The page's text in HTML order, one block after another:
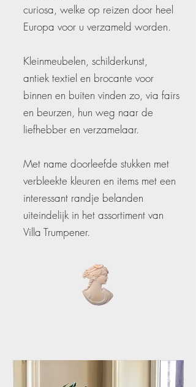
curiosa, welke op reizen door heel
Europa voor u verzameld worden.
Kleinmeubelen, schilderkunst,
antiek textiel en brocante voor
binnen en buiten vinden zo, via fairs
en beurzen, hun weg naar de
liefhebber en verzamelaar.
Met name doorleefde stukken met
verbleekte kleuren en items met een
interessant randje belanden
uiteindelijk in het assortiment van
Villa Trumpener.